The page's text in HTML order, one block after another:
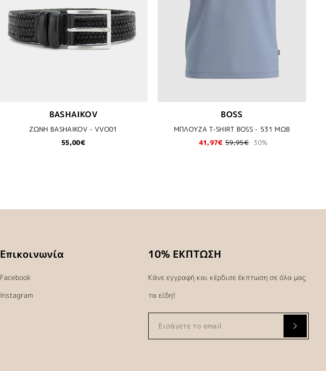
BASHAIKOV
ΖΩΝΗ BASHAIKOV - VVO01
55,00€
BOSS
ΜΠΛΟΥΖΑ T-SHIRT BOSS - 531 ΜΩΒ
41,97€ 59,95€ 30%
Επικοινωνία
Facebook
Instagram
10% ΕΚΠΤΩΣΗ
Κάνε εγγραφή και κέρδισε έκπτωση σε όλα μας
τα είδη!